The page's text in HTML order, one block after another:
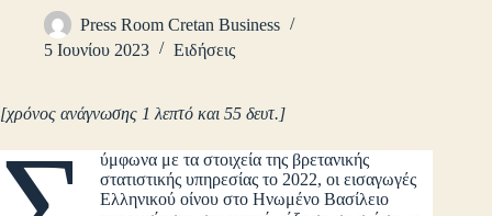
Press Room Cretan Business
5 Ιουνίου 2023
Ειδήσεις
[χρόνος ανάγνωσης 1 λεπτό και 55 δευτ.]
ύμφωνα με τα στοιχεία της βρετανικής
στατιστικής υπηρεσίας το 2022, οι εισαγωγές
Ελληνικού οίνου στο Ηνωμένο Βασίλειο